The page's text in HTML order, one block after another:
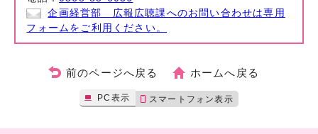
企画経営部 広報広聴課へのお問い合わせは専用
フォームをご利用ください。
前のページへ戻る ホームへ戻る
PC表示 スマートフォン表示